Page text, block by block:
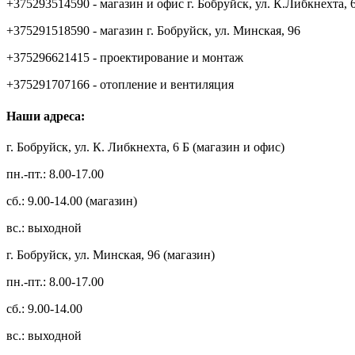
+375293514590 - магазин и офис г. Бобруйск, ул. К.Либкнехта,
+375291518590 - магазин г. Бобруйск, ул. Минская, 96
+375296621415 - проектирование и монтаж
+375291707166 - отопление и вентиляция
Наши адреса:
г. Бобруйск, ул. К. Либкнехта, 6 Б (магазин и офис)
пн.-пт.: 8.00-17.00
сб.: 9.00-14.00 (магазин)
вс.: выходной
г. Бобруйск, ул. Минская, 96 (магазин)
пн.-пт.: 8.00-17.00
сб.: 9.00-14.00
вс.: выходной